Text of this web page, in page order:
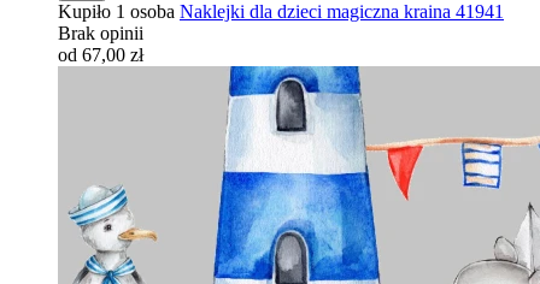
Kupiło 1 osoba Naklejki dla dzieci magiczna kraina 41941
Brak opinii
od 67,00 zł